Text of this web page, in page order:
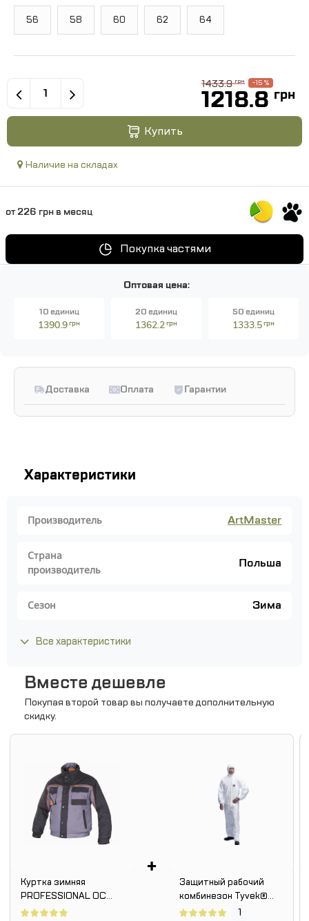
56 58 60 62 64
1433.9грн -15 %
1218.8 грн
Купить
Наличие на складах
от 226 грн в месяц
Покупка частями
Оптовая цена:
10 единиц
1390.9грн
20 единиц
1362.2грн
50 единиц
1333.5грн
Доставка Оплата Гарантии
Характеристики
Производитель ArtMaster
Страна
производитель
Польша
Сезон Зима
Все характеристики
Вместе дешевле
Покупая второй товар вы получаете дополнительную
скидку.
Куртка зимняя
PROFESSIONAL OC
SHORT
+
Защитный рабочий
комбинезон Tyvek®
Classic Xpert
1